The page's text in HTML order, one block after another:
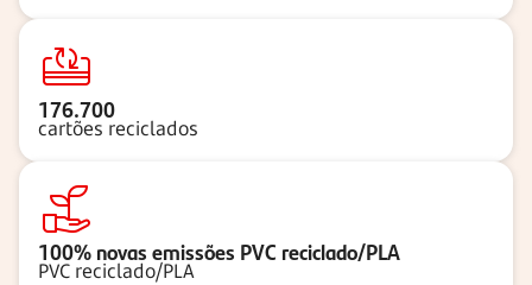
176.700
cartões reciclados
100% novas emissões PVC reciclado/PLA
PVC reciclado/PLA